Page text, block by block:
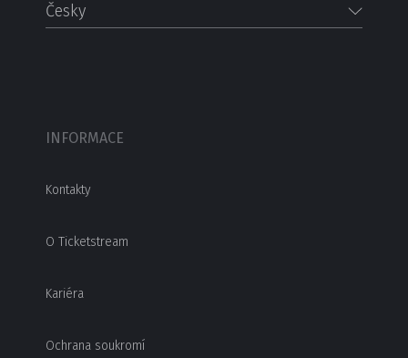
Česky
INFORMACE
Kontakty
O Ticketstream
Kariéra
Ochrana soukromí